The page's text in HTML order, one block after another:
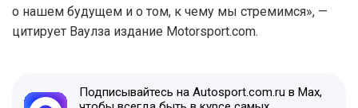
о нашем будущем и о том, к чему мы стремимся», —
цитирует Ваулза издание Motorsport.com.
Подписывайтесь на Autosport.com.ru в Max,